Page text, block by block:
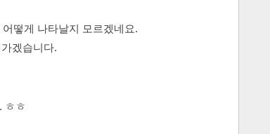
떻게 나타날지 모르겠네요.
겠습니다.
ㅎㅎ